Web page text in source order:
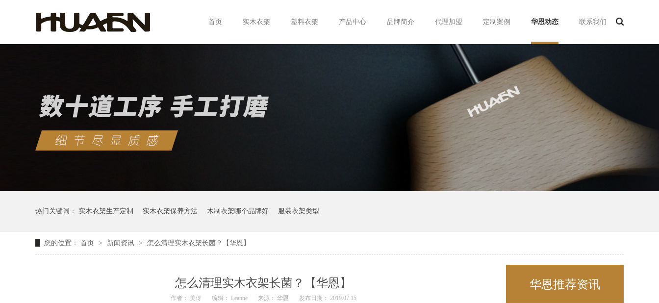
首页 实木衣架 塑料衣架 产品中心 品牌简介 代理加盟 定制案例 华恩动态 联系我们
热门关键词： 实木衣架生产定制 实木衣架保养方法 木制衣架哪个品牌好 服装衣架类型
您的位置： 首页 > 新闻资讯 > 怎么清理实木衣架长菌？【华恩】
怎么清理实木衣架长菌？【华恩】
作者： 美伢 编辑： Leanne 来源： 华恩 发布日期： 2019.07.15
华恩推荐资讯